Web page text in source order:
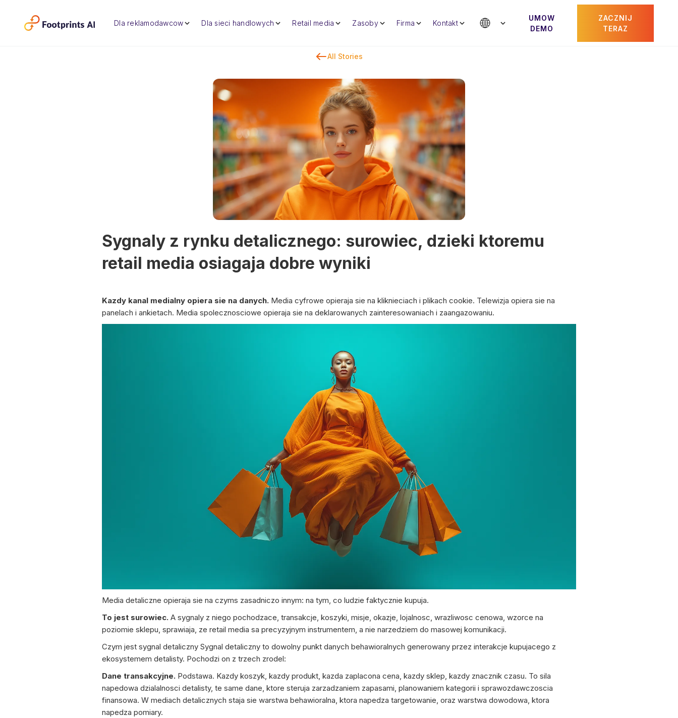
Dla reklamodawcow Dla sieci handlowych Retail media Zasoby Firma Kontakt
UMOW
DEMO
ZACZNIJ
TERAZ
All Stories
Sygnaly z rynku detalicznego: surowiec, dzieki ktoremu
retail media osiagaja dobre wyniki
Kazdy kanal medialny opiera sie na danych. Media cyfrowe opieraja sie na kliknieciach i plikach cookie. Telewizja opiera sie na
panelach i ankietach. Media spolecznosciowe opieraja sie na deklarowanych zainteresowaniach i zaangazowaniu.
Media detaliczne opieraja sie na czyms zasadniczo innym: na tym, co ludzie faktycznie kupuja.
To jest surowiec. A sygnaly z niego pochodzace, transakcje, koszyki, misje, okazje, lojalnosc, wrazliwosc cenowa, wzorce na
poziomie sklepu, sprawiaja, ze retail media sa precyzyjnym instrumentem, a nie narzedziem do masowej komunikacji.
Czym jest sygnal detaliczny Sygnal detaliczny to dowolny punkt danych behawioralnych generowany przez interakcje kupujacego z
ekosystemem detalisty. Pochodzi on z trzech zrodel:
Dane transakcyjne. Podstawa. Kazdy koszyk, kazdy produkt, kazda zaplacona cena, kazdy sklep, kazdy znacznik czasu. To sila
napedowa dzialalnosci detalisty, te same dane, ktore steruja zarzadzaniem zapasami, planowaniem kategorii i sprawozdawczoscia
finansowa. W mediach detalicznych staja sie warstwa behawioralna, ktora napedza targetowanie, oraz warstwa dowodowa, ktora
napedza pomiary.